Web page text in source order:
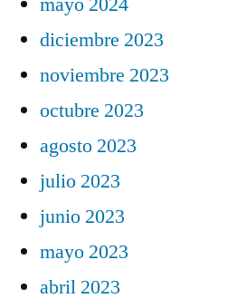
diciembre 2023
noviembre 2023
octubre 2023
agosto 2023
julio 2023
junio 2023
mayo 2023
abril 2023